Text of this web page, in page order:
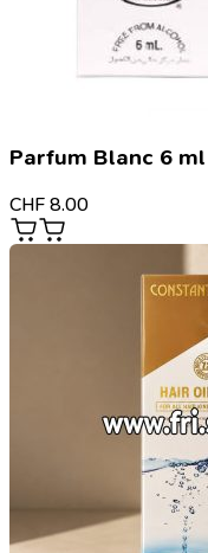
Parfum Blanc 6 ml
CHF 8.00